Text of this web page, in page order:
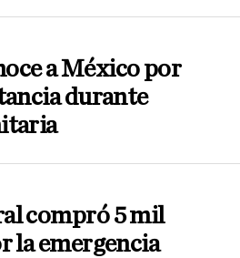
a México por
durante
compró 5 mil
la emergencia